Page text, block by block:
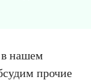
нашем
прочие